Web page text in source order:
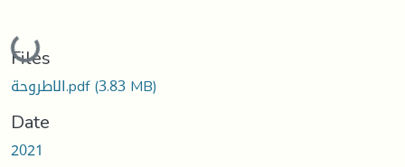
Loading...
Files
الاطروحة.pdf(3.83 MB)
Date
2021